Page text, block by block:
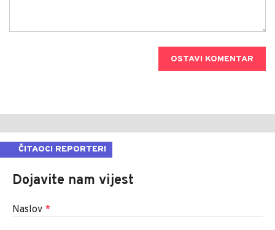
OSTAVI KOMENTAR
ČITAOCI REPORTERI
Dojavite nam vijest
Naslov *